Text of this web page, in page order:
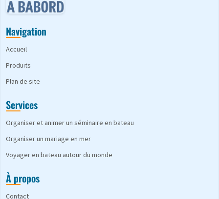
Navigation
Accueil
Produits
Plan de site
Services
Organiser et animer un séminaire en bateau
Organiser un mariage en mer
Voyager en bateau autour du monde
À propos
Contact